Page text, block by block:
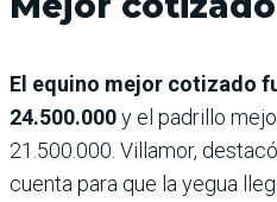
El equino mejor cotizado
24.500.000y el padrillo
21.500.000. Villamor,
cuenta para que la yegua